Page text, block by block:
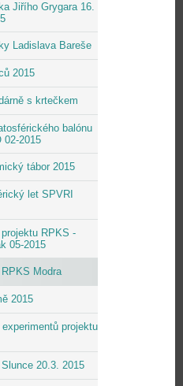
Jiřího Grygara 16.
Ladislava Bareše
2015
s krtečkem
balónu
02-2015
tábor 2015
let SPVRI
RPKS -
05-2015
Modra
2015
experimentů projektu
20.3. 2015